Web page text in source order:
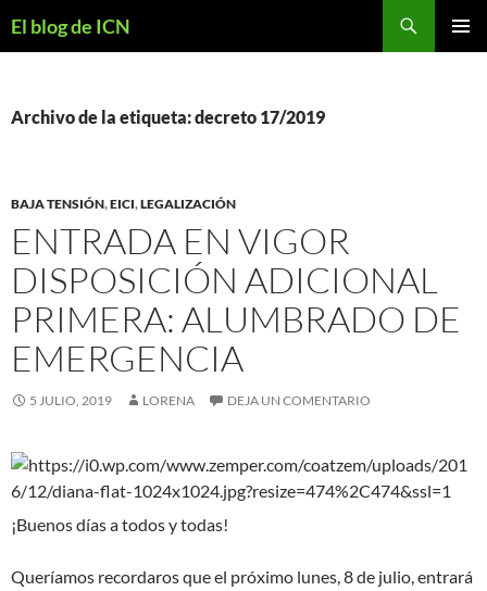
El blog de ICN
Archivo de la etiqueta: decreto 17/2019
BAJA TENSIÓN,EICI,LEGALIZACIÓN
ENTRADA EN VIGOR
DISPOSICIÓN ADICIONAL
PRIMERA: ALUMBRADO DE
EMERGENCIA
5 JULIO, 2019 LORENA DEJA UN COMENTARIO
¡Buenos días a todos y todas!
Queríamos recordaros que el próximo lunes, 8 de julio, entrará